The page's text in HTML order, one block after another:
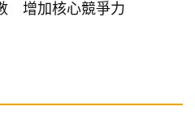
增加核心競爭力